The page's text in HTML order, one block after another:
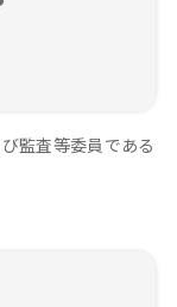
監査等委員である